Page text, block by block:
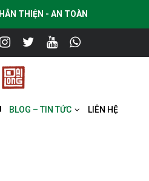
THIỆN - AN TOÀN
BLOG – TIN TỨC LIÊN HỆ